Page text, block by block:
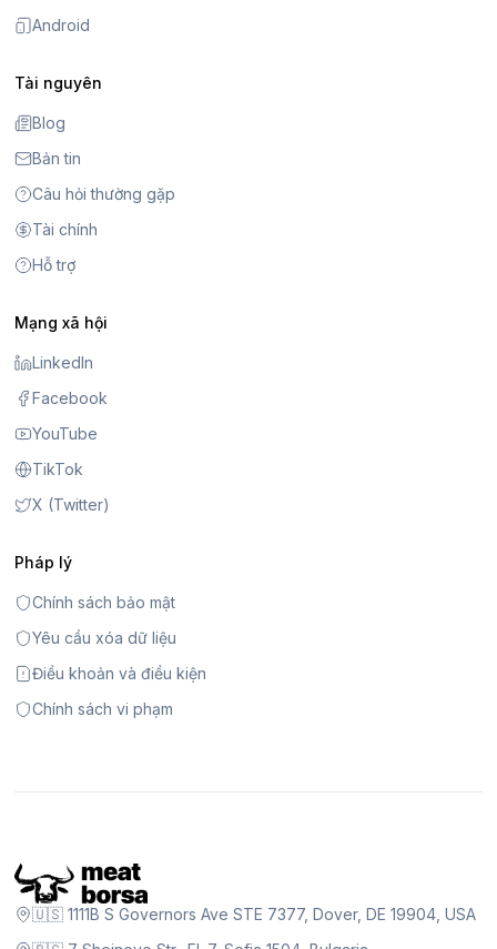
Android
Tài nguyên
Blog
Bản tin
Câu hỏi thường gặp
Tài chính
Hỗ trợ
Mạng xã hội
LinkedIn
Facebook
YouTube
TikTok
X (Twitter)
Pháp lý
Chính sách bảo mật
Yêu cầu xóa dữ liệu
Điều khoản và điều kiện
Chính sách vi phạm
🇺🇸 1111B S Governors Ave STE 7377, Dover, DE 19904, USA